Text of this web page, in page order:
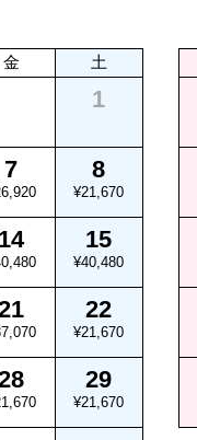
金 土
1
7 8
¥21,670
14 15
¥40,480
22
¥21,670
29
¥21,670